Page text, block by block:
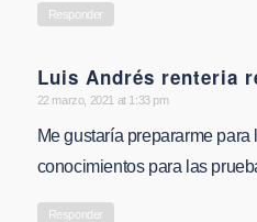
Responder
Luis Andrés renteria
says:
22 marzo, 2021 at 1:33 pm
Me gustaría prepararme
conocimientos para las
Responder